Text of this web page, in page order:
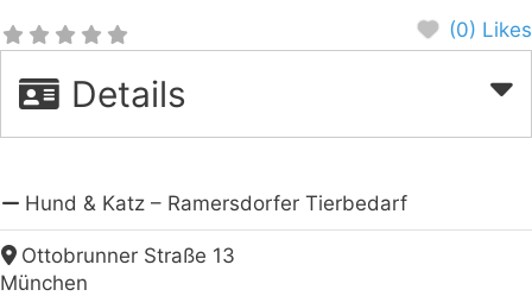
(0) Likes
Details
Hund & Katz – Ramersdorfer Tierbedarf
Ottobrunner Straße 13
München